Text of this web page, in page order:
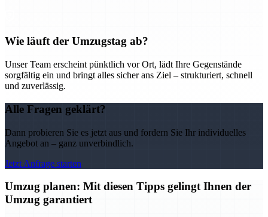
Wie läuft der Umzugstag ab?
Unser Team erscheint pünktlich vor Ort, lädt Ihre Gegenstände
sorgfältig ein und bringt alles sicher ans Ziel – strukturiert, schnell
und zuverlässig.
Alle Fragen geklärt?
Dann probieren Sie es jetzt aus und fordern Sie Ihr individuelles
Angebot an – ganz unverbindlich.
Jetzt Anfrage starten
Umzug planen: Mit diesen Tipps gelingt Ihnen der
Umzug garantiert